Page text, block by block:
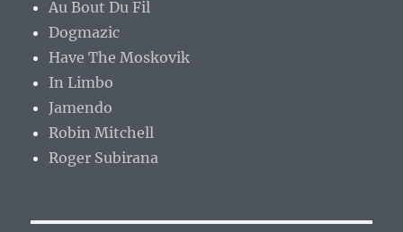
Au Bout Du Fil
Dogmazic
Have The Moskovik
In Limbo
Jamendo
Robin Mitchell
Roger Subirana